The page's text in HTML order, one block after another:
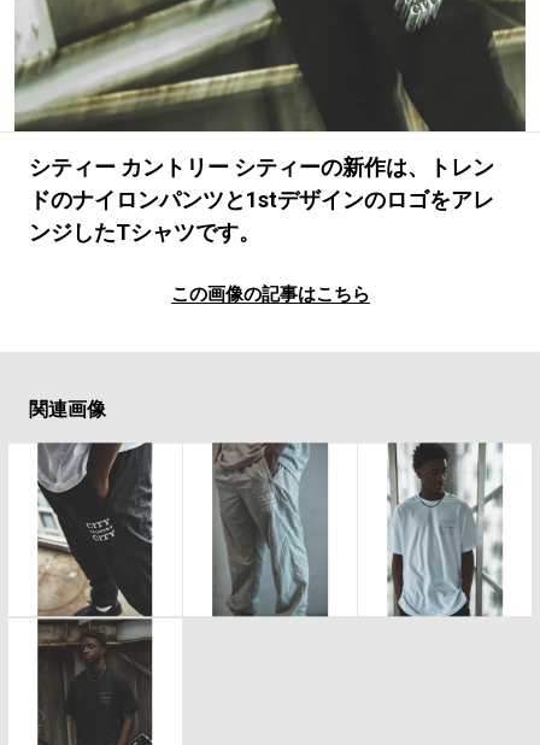
シティー カントリー シティーの新作は、トレン
ドのナイロンパンツと1stデザインのロゴをアレ
ンジしたTシャツです。
この画像の記事はこちら
関連画像